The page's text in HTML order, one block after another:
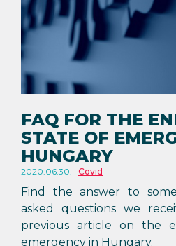
FAQ FOR THE
STATE OF
HUNGARY
2020.06.30. Covid
Find the answer to
asked questions we
previous article on the
emergency in Hungary.